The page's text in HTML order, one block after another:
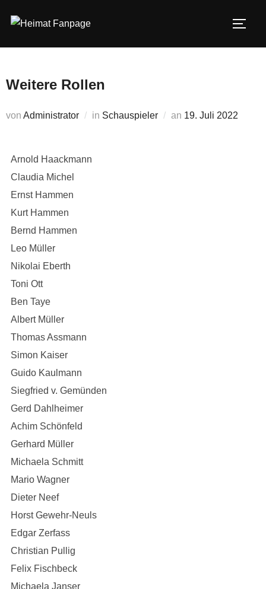
Inhalt
Weitere Rollen
von Administrator in Schauspieler an Veröffentlicht
19. Juli 2022
Arnold Haackmann
Claudia Michel
Ernst Hammen
Kurt Hammen
Bernd Hammen
Leo Müller
Nikolai Eberth
Toni Ott
Ben Taye
Albert Müller
Thomas Assmann
Simon Kaiser
Guido Kaulmann
Siegfried v. Gemünden
Gerd Dahlheimer
Achim Schönfeld
Gerhard Müller
Michaela Schmitt
Mario Wagner
Dieter Neef
Horst Gewehr-Neuls
Edgar Zerfass
Christian Pullig
Felix Fischbeck
Michaela Janser